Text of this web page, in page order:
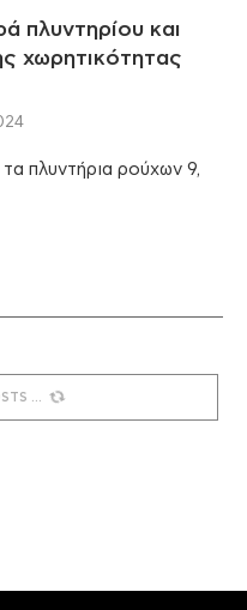
πλυντηρίου και
χωρητικότητας
τα πλυντήρια ρούχων 9,